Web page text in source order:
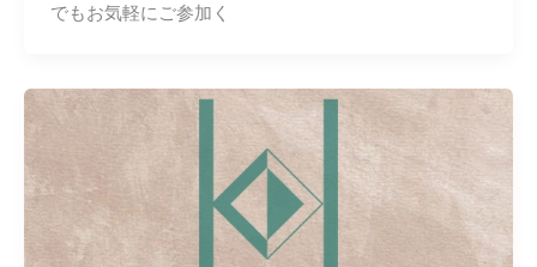
でもお気軽にご参加く